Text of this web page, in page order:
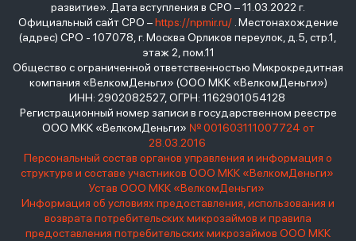
развитие». Дата вступления в СРО – 11.03.2022 г.
Официальный сайт СРО –https://npmir.ru/. Местонахождение
(адрес) СРО - 107078, г. Москва Орликов переулок, д.5, стр.1,
этаж 2, пом.11
Общество с ограниченной ответственностью Микрокредитная
компания «ВелкомДеньги» (ООО МКК «ВелкомДеньги»)
ИНН: 2902082527, ОГРН: 1162901054128
Регистрационный номер записи в государственном реестре
ООО МКК «ВелкомДеньги» № 001603111007724 от
28.03.2016
Персональный состав органов управления и информация о
структуре и составе участников ООО МКК «ВелкомДеньги»
Устав ООО МКК «ВелкомДеньги»
Информация об условиях предоставления, использования и
возврата потребительских микрозаймов и правила
предоставления потребительских микрозаймов ООО МКК